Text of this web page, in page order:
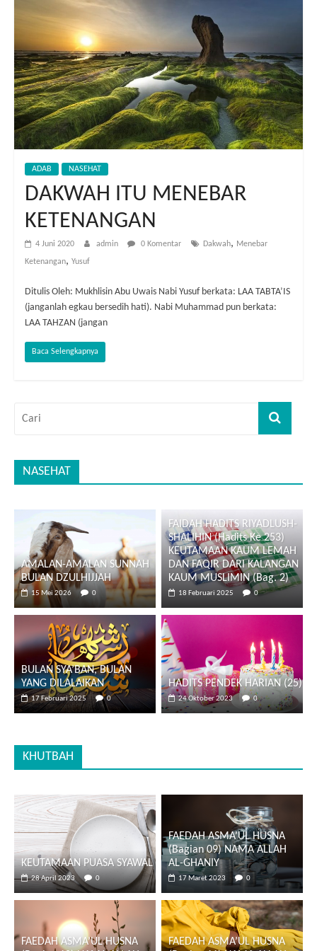
ADAB NASEHAT
DAKWAH ITU MENEBAR
KETENANGAN
4 Juni 2020 admin 0 Komentar Dakwah, Menebar
Ketenangan, Yusuf
Ditulis Oleh: Mukhlisin Abu Uwais Nabi Yusuf berkata: LAA TABTA’IS
(janganlah egkau bersedih hati). Nabi Muhammad pun berkata:
LAA TAHZAN (jangan
Baca Selengkapnya
NASEHAT
AMALAN-AMALAN SUNNAH
BULAN DZULHIJJAH
15 Mei 2026 0
FAIDAH HADITS RIYADLUSH-
SHALIHIN (Hadits Ke 253)
KEUTAMAAN KAUM LEMAH
DAN FAQIR DARI KALANGAN
KAUM MUSLIMIN (Bag. 2)
18 Februari 2025 0
BULAN SYA’BAN, BULAN
YANG DILALAIKAN
17 Februari 2025 0
HADITS PENDEK HARIAN (25)
24 Oktober 2023 0
KHUTBAH
KEUTAMAAN PUASA SYAWAL
28 April 2023 0
FAEDAH ASMA’UL HUSNA
(Bagian 09) NAMA ALLAH
AL-GHANIY
17 Maret 2023 0
FAEDAH ASMA’UL HUSNA
FAEDAH ASMA’UL HUSNA